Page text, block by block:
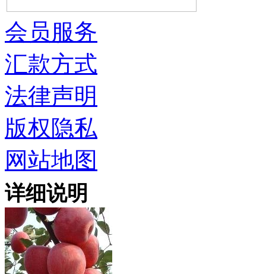
详细说明
会员服务
汇款方式
法律声明
版权隐私
网站地图